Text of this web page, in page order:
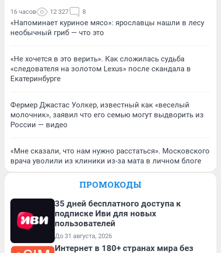
16 часов 12 327 8
«Напоминает куриное мясо»: ярославцы нашли в лесу
необычный гриб — что это
«Не хочется в это верить». Как сложилась судьба
«следователя на золотом Lexus» после скандала в
Екатеринбурге
Фермер Джастас Уолкер, известный как «веселый
молочник», заявил что его семью могут выдворить из
России — видео
«Мне сказали, что нам нужно расстаться». Московского
врача уволили из клиники из-за мата в личном блоге
ПРОМОКОДЫ
35 дней бесплатного доступа к
подписке Иви для новых
пользователей
До 31 августа, 2026
Интернет в 180+ странах мира без